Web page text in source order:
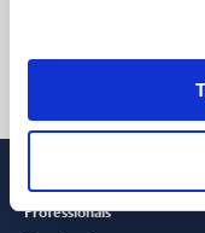
Professionals